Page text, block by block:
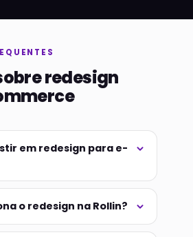
redesign
em redesign para e-
o redesign na Rollin?